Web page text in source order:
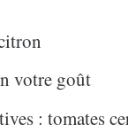
votre goût
: tomates